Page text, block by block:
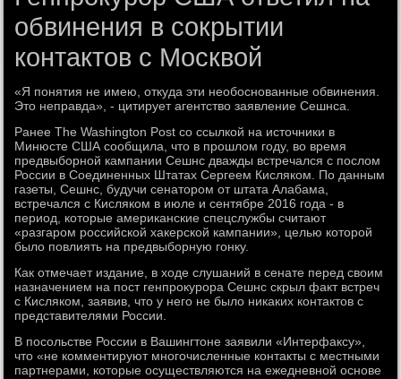
обвинения в сокрытии
контактов с Москвой
«Я понятия не имею, откуда эти необоснованные обвинения.
Это неправда», - цитирует агентство заявление Сешнса.
Ранее The Washington Post со ссылкой на источники в
Минюсте США сообщила, что в прошлом году, во время
предвыборной кампании Сешнс дважды встречался с послом
России в Соединенных Штатах Сергеем Кисляком. По данным
газеты, Сешнс, будучи сенатором от штата Алабама,
встречался с Кисляком в июле и сентябре 2016 года - в
период, которые американские спецслужбы считают
«разгаром российской хакерской кампании», целью которой
было повлиять на предвыборную гонку.
Как отмечает издание, в ходе слушаний в сенате перед своим
назначением на пост генпрокурора Сешнс скрыл факт встреч
с Кисляком, заявив, что у него не было никаких контактов с
представителями России.
В посольстве России в Вашингтоне заявили «Интерфаксу»,
что «не комментируют многочисленные контакты с местными
партнерами, которые осуществляются на ежедневной основе